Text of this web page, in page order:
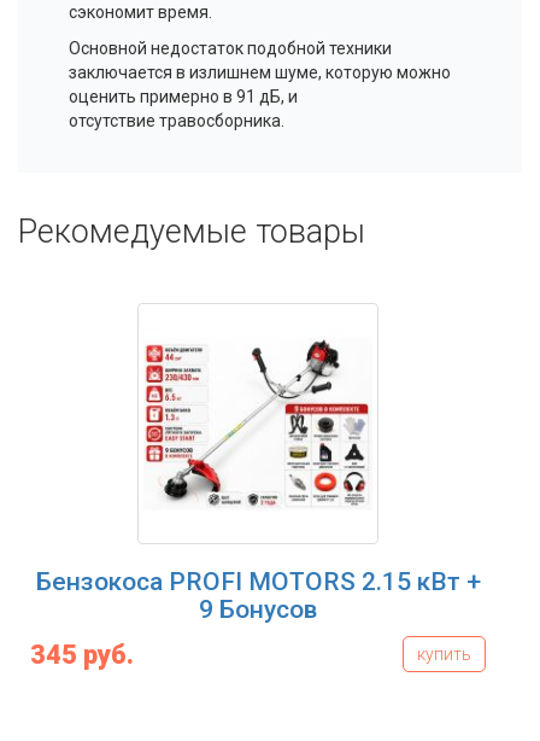
сэкономит время.
Основной недостаток подобной техники
заключается в излишнем шуме, которую можно
оценить примерно в 91 дБ, и
отсутствие травосборника
Рекомедуемые товары
Бензокоса PROFI MOTORS 2.15 кВт +
9 Бонусов
345 руб. купить